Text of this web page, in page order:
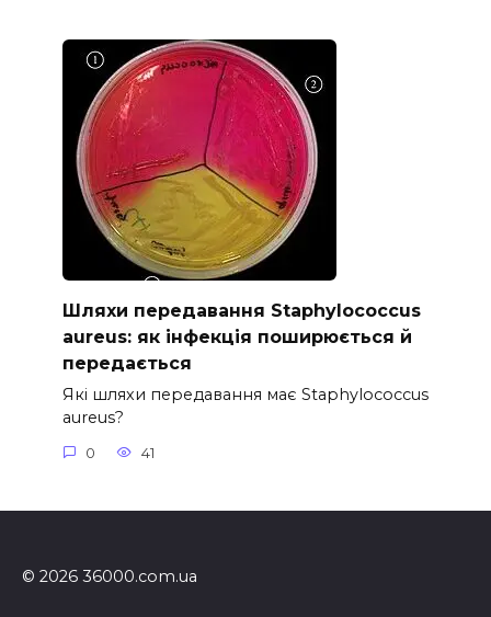
Шляхи передавання Staphylococcus
aureus: як інфекція поширюється й
передається
Які шляхи передавання має Staphylococcus
aureus?
0 41
© 2026 36000.com.ua